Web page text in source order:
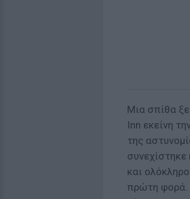
Μια σπίθα
Inn εκείνη
της
και
πρώτη φορά.